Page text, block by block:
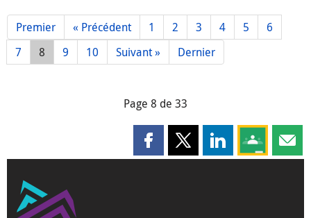
Premier « Précédent 1 2 3 4 5
6
7
8 9 10 Suivant » Dernier
Page 8 de 33
Partager cette page sur
Partager cette page sur X
Partager cette
Partagez